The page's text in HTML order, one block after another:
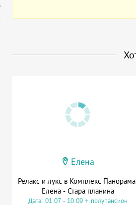
Елена
Релакс и лукс в Комплекс
Елена - Стара планина
Дата: 01.07 - 10.09 + полупансион